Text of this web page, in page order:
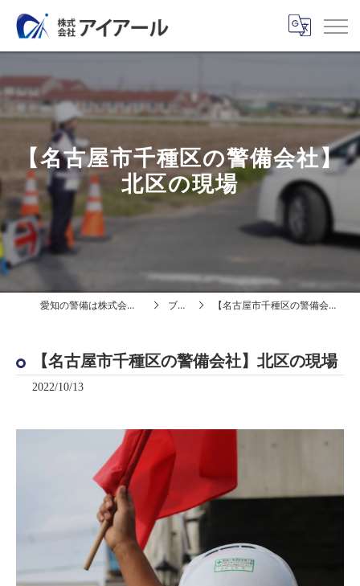
【名古屋市千種区の警備会社】
北区の現場
愛知の警備は株式会社アイアール ブログ 【名古屋市千種区の警備会社】北区の現場
【名古屋市千種区の警備会社】北区の現場
2022/10/13